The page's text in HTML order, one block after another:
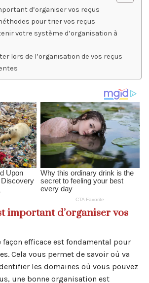
d’organiser vos reçus
pour trier vos reçus
votre système d’organisation à
lors de l’organisation de vos reçus
important d’organiser vos
façon efficace est fondamental pour
Cela vous permet de savoir où va
les domaines où vous pouvez
une bonne organisation est